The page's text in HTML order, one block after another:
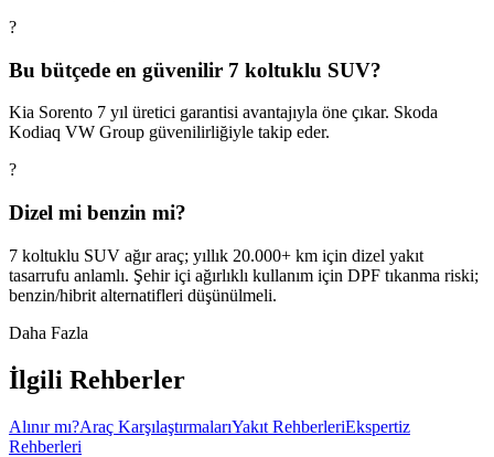
?
Bu bütçede en güvenilir 7 koltuklu SUV?
Kia Sorento 7 yıl üretici garantisi avantajıyla öne çıkar. Skoda
Kodiaq VW Group güvenilirliğiyle takip eder.
?
Dizel mi benzin mi?
7 koltuklu SUV ağır araç; yıllık 20.000+ km için dizel yakıt
tasarrufu anlamlı. Şehir içi ağırlıklı kullanım için DPF tıkanma riski;
benzin/hibrit alternatifleri düşünülmeli.
Daha Fazla
İlgili Rehberler
Alınır mı?Araç KarşılaştırmalarıYakıt RehberleriEkspertiz
Rehberleri